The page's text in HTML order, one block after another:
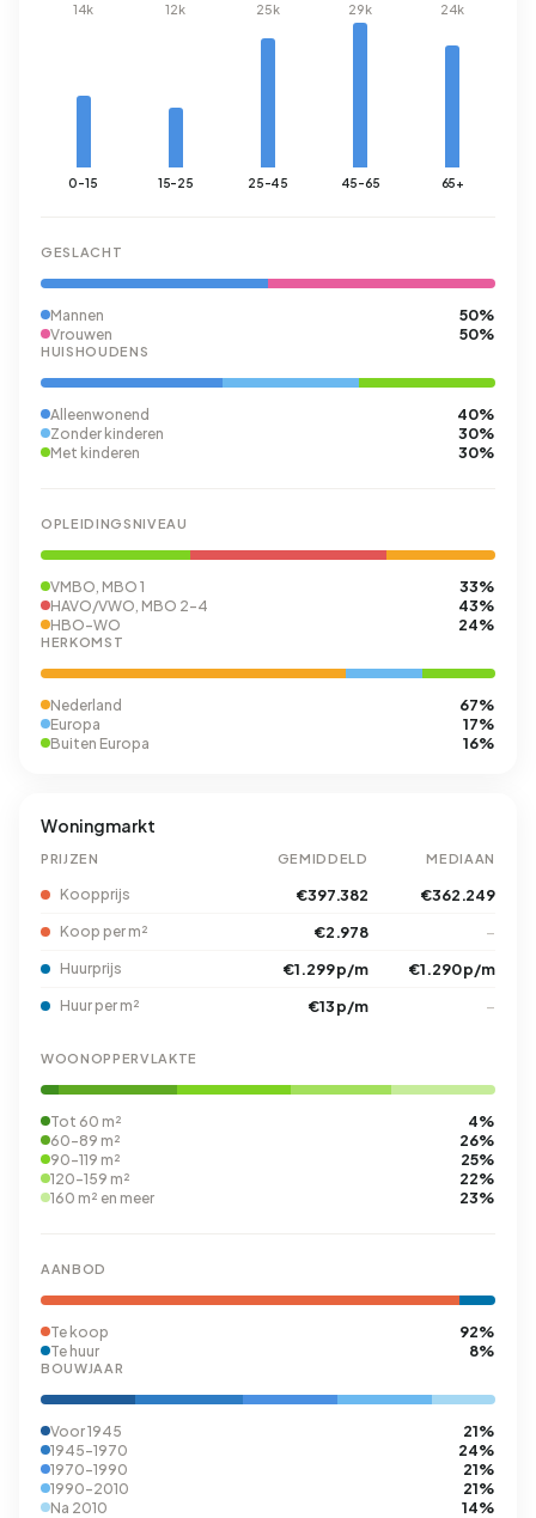
14k
0-15
12k
15-25
25k
25-45
29k
45-65
24k
65+
GESLACHT
Mannen 50%
Vrouwen 50%
HUISHOUDENS
Alleenwonend 40%
Zonder kinderen 30%
Met kinderen 30%
OPLEIDINGSNIVEAU
VMBO, MBO 1 33%
HAVO/VWO, MBO 2-4 43%
HBO-WO 24%
HERKOMST
Nederland 67%
Europa 17%
Buiten Europa 16%
Woningmarkt
PRIJZEN GEMIDDELD MEDIAAN
Koopprijs €397.382 €362.249
Koop per m² €2.978 –
Huurprijs €1.299 p/m €1.290 p/m
Huur per m² €13 p/m –
WOONOPPERVLAKTE
Tot 60 m² 4%
60-89 m² 26%
90-119 m² 25%
120-159 m² 22%
160 m² en meer 23%
AANBOD
Te koop 92%
Te huur 8%
BOUWJAAR
Voor 1945 21%
1945-1970 24%
1970-1990 21%
1990-2010 21%
Na 2010 14%